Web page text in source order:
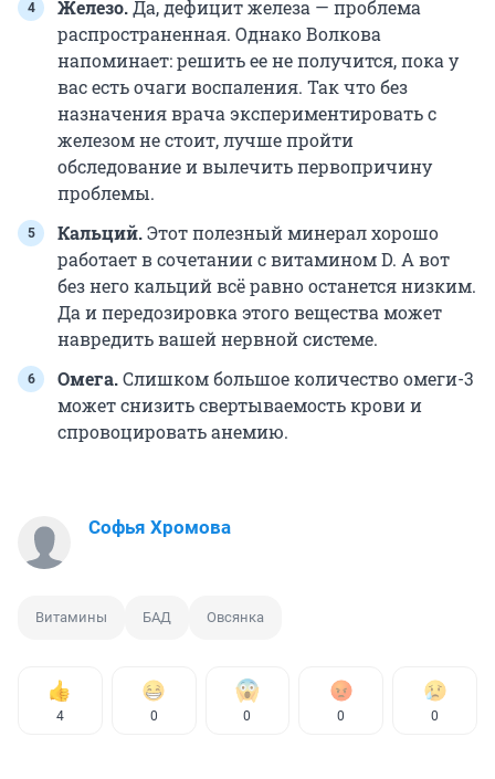
Железо.Да, дефицит железа — проблема
распространенная. Однако Волкова
напоминает: решить ее не получится, пока у
вас есть очаги воспаления. Так что без
назначения врача экспериментировать с
железом не стоит, лучше пройти
обследование и вылечить первопричину
проблемы.
Кальций.Этот полезный минерал хорошо
работает в сочетании с витамином D. А вот
без него кальций всё равно останется низким.
Да и передозировка этого вещества может
навредить вашей нервной системе.
Омега.Слишком большое количество омеги-3
может снизить свертываемость крови и
спровоцировать анемию.
Софья Хромова
Витамины БАД Овсянка
4 0 0 0 0